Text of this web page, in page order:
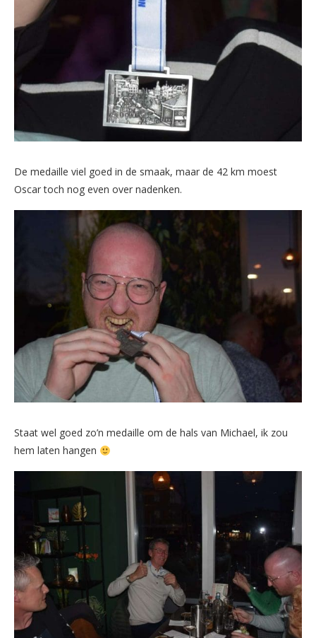
De medaille viel goed in de smaak, maar de 42 km moest
Oscar toch nog even over nadenken.
Staat wel goed zo’n medaille om de hals van Michael, ik zou
hem laten hangen